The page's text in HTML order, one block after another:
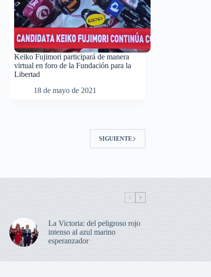
Keiko Fujimori participará de manera
virtual en foro de la Fundación para la
Libertad
18 de mayo de 2021
SIGUIENTE
La Victoria: del peligroso rojo
intenso al azul marino
esperanzador